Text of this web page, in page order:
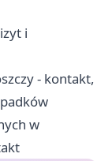
i
- kontakt,
w